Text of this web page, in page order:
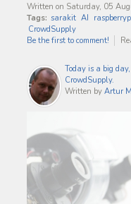
Written on Saturday, 05
Tags: sarakit AI
CrowdSupply
Be the first to comment!
Today is a big
CrowdSupply.
Written by Artur